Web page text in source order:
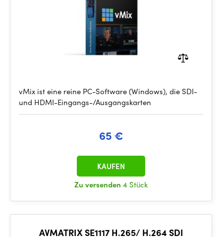
vMix ist eine reine PC-Software (Windows), die SDI-
und HDMI-Eingangs-/Ausgangskarten
65 €
Zu versenden 4 Stück
KAUFEN
AVMATRIX SE1117 H.265/ H.264 SDI